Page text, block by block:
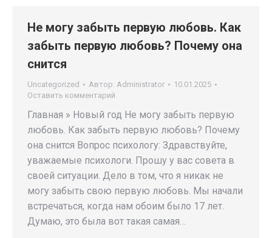
Не могу забыть первую любовь. Как
забыть первую любовь? Почему она
снится
Uncategorized Автор: Administrator
10.01.2025
Оставить комментарий
Главная » Новый год Не могу забыть первую
любовь. Как забыть первую любовь? Почему
она снится Вопрос психологу: Здравствуйте,
уважаемые психологи. Прошу у вас совета в
своей ситуации. Дело в том, что я никак не
могу забыть свою первую любовь. Мы начали
встречаться, когда нам обоим было 17 лет.
Думаю, это была вот такая самая…